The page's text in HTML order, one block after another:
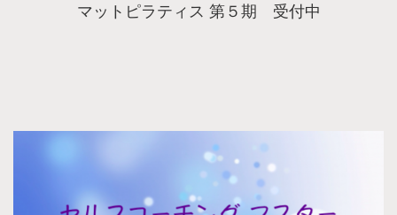
マットピラティス 第５期 受付中